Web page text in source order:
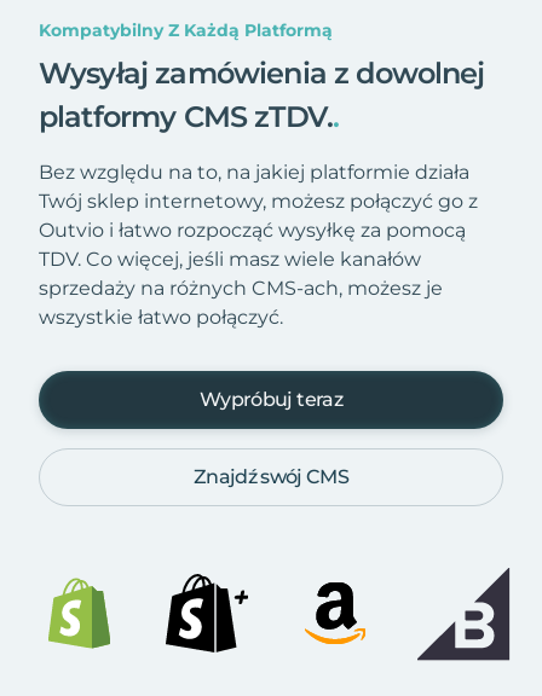
Kompatybilny Z Każdą Platformą
Wysyłaj zamówienia z dowolnej
platformy CMS zTDV..
Bez względu na to, na jakiej platformie działa
Twój sklep internetowy, możesz połączyć go z
Outvio i łatwo rozpocząć wysyłkę za pomocą
TDV. Co więcej, jeśli masz wiele kanałów
sprzedaży na różnych CMS-ach, możesz je
wszystkie łatwo połączyć.
Wypróbuj teraz
Znajdź swój CMS